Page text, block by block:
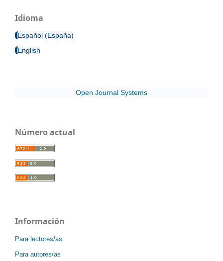
Idioma
Español (España)
English
Open Journal Systems
Número actual
Información
Para lectores/as
Para autores/as